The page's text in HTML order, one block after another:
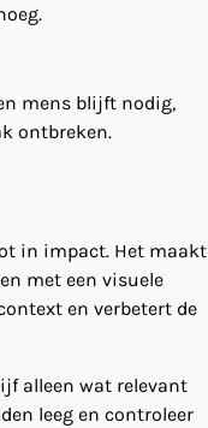
mens blijft nodig,
ontbreken.
in impact. Het maakt
met een visuele
en verbetert de
alleen wat relevant
leeg en controleer